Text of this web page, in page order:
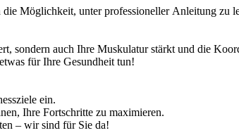
die Möglichkeit, unter professioneller Anleitung zu l
rt, sondern auch Ihre Muskulatur stärkt und die Koor
etwas für Ihre Gesundheit tun!
essziele ein.
nen, Ihre Fortschritte zu maximieren.
ten – wir sind für Sie da!